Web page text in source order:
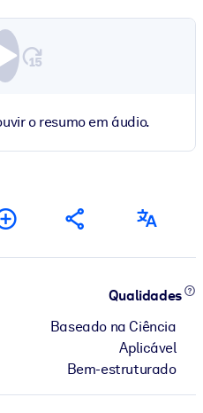
o resumo em áudio.
Qualidades
Baseado na Ciência
Aplicável
Bem-estruturado